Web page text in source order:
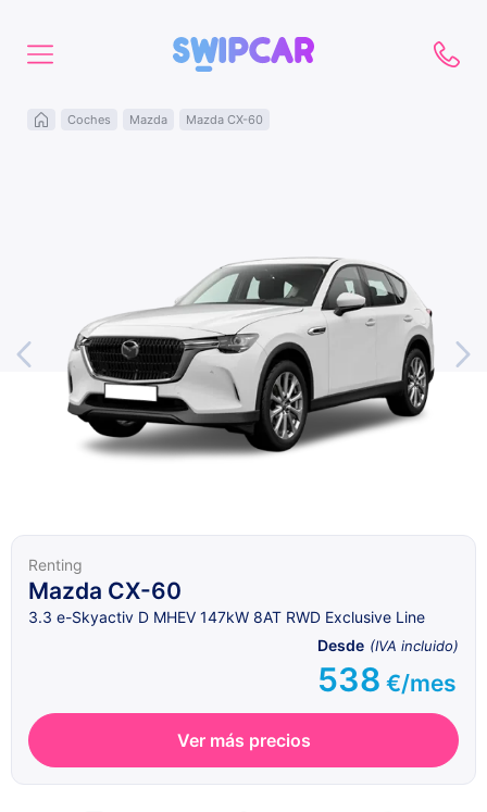
Coches Mazda Mazda CX-60
Renting
Mazda CX-60
3.3 e-Skyactiv D MHEV 147kW 8AT RWD Exclusive Line
Desde (IVA incluido)
538 €/mes
Ver más precios